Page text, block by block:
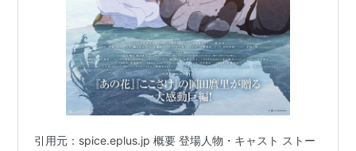
引用元：spice.eplus.jp 概要 登場人物・キャスト ストー